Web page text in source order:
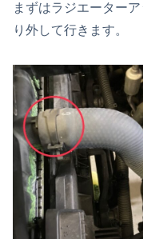
まずはラジエーター
り外して行きます。